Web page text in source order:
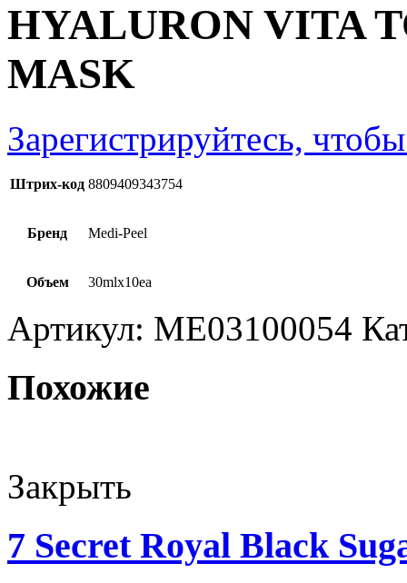
HYALURON VITA
MASK
Зарегистрируйтесь,
Штрих-код 8809409343754
Бренд Medi-Peel
Объем 30mlx10ea
Артикул: ME03100054
Похожие
Закрыть
7 Secret Royal Black